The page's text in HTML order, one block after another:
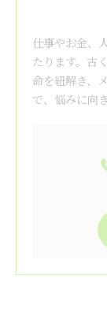
仕事やお金、
たります。古
命を紐解き、
で、悩みに向